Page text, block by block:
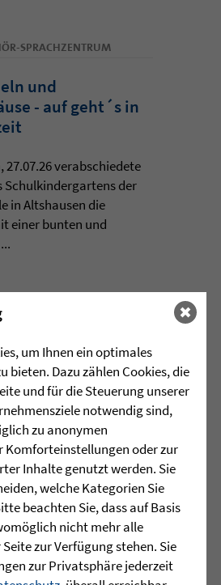
SPRACHZENTRUM
und
- auf geht´s in
verabschiedete
Schulkindergartens der
in Altshausen die
einer bunten und
SPRACHZENTRUM
verwandeln
bunte
kannst Du nicht
herrschte in Arnach
Zirkusluft: Gemeinsam
Arnach der
Grundschule Arnach
Arnach ein
um Ihnen ein optimales
bieten. Dazu zählen Cookies, die
und für die Steuerung unserer
notwendig sind,
zu anonymen
Komforteinstellungen oder zur
Inhalte genutzt werden. Sie
welche Kategorien Sie
beachten Sie, dass auf Basis
nicht mehr alle
zur Verfügung stehen. Sie
zur Privatsphäre jederzeit